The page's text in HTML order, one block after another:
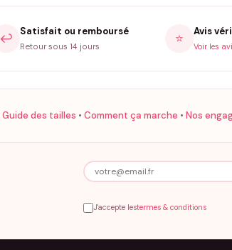
↩️ Satisfait ou remboursé
Retour sous 14 jours
⭐ Avis
Voir les
Guide des tailles • Comment ça marche • Nos
J'accepte lestermes & conditions